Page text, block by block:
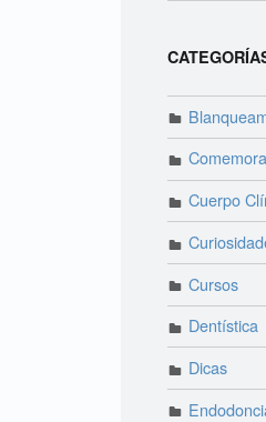
Cuerpo
Cursos
Dentística
Dicas